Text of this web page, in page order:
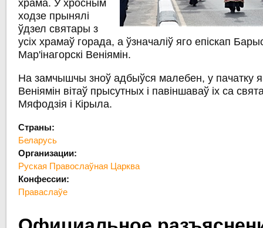
храма. У хросным
ходзе прынялі
ўдзел святары з
усіх храмаў горада, а ўзначаліў яго епіскап
Мар'інагорскі Веніямін.
На замчышчы зноў адбыўся малебен, у пачатку
Веніямін вітаў прысутных і павіншаваў іх са
Мяфодзія і Кірыла.
Страны:
Беларусь
Организации:
Руская Правослаўная Царква
Конфессии:
Праваслаўе